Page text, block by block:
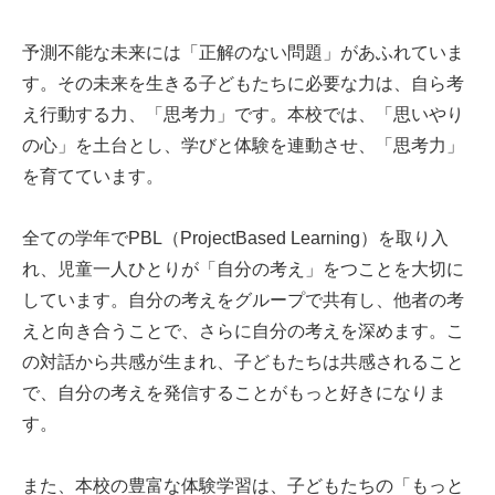
予測不能な未来には「正解のない問題」があふれていま
す。その未来を生きる子どもたちに必要な力は、自ら考
え行動する力、「思考力」です。本校では、「思いやり
の心」を土台とし、学びと体験を連動させ、「思考力」
を育てています。
全ての学年でPBL（ProjectBased Learning）を取り入
れ、児童一人ひとりが「自分の考え」をつことを大切に
しています。自分の考えをグループで共有し、他者の考
えと向き合うことで、さらに自分の考えを深めます。こ
の対話から共感が生まれ、子どもたちは共感されること
で、自分の考えを発信することがもっと好きになりま
す。
また、本校の豊富な体験学習は、子どもたちの「もっと